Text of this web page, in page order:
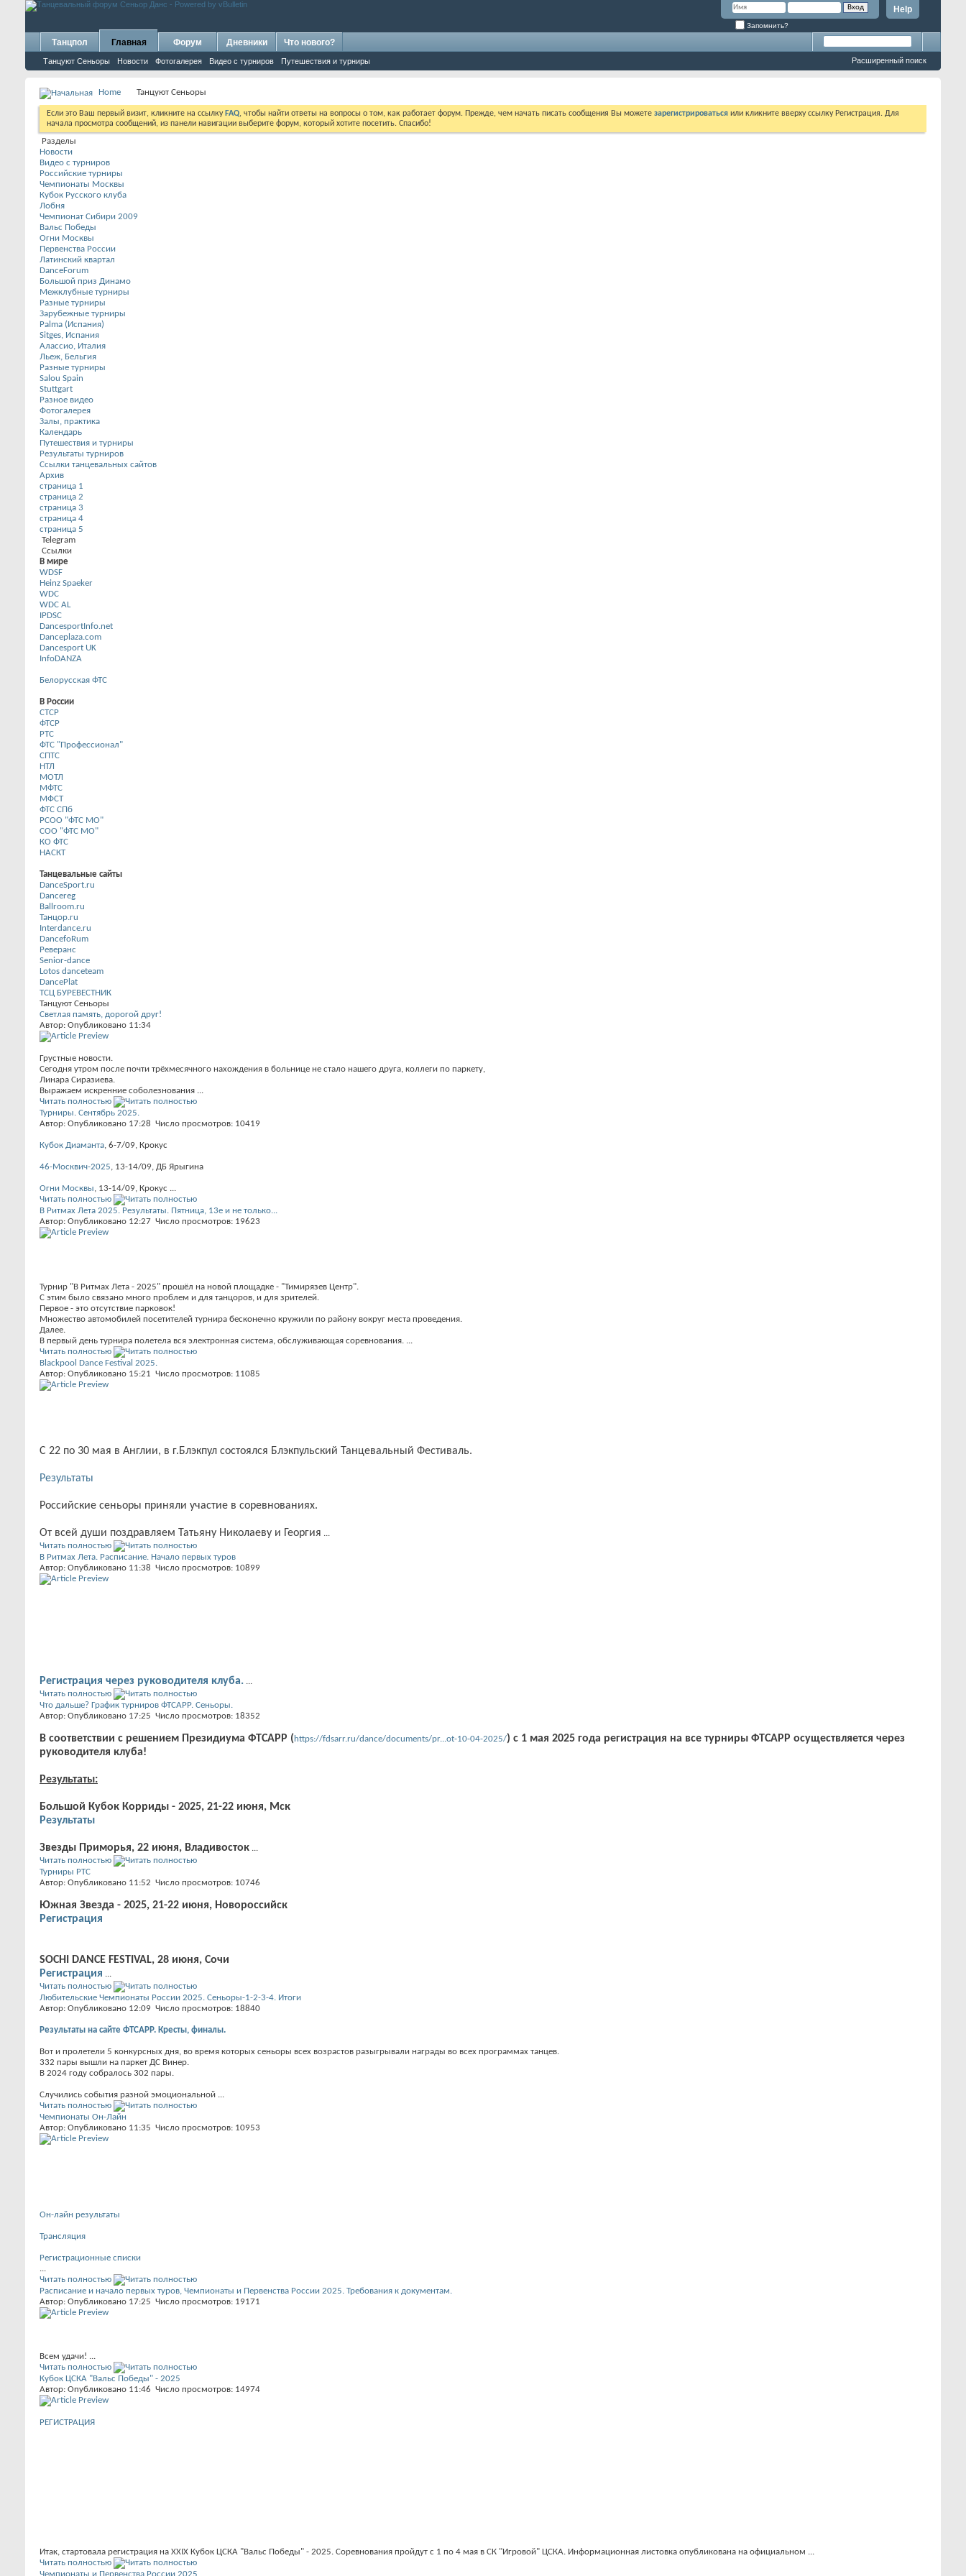
Help
Запомнить?
Танцпол Главная
Танцуют Сеньоры Новости Фотогалерея Видео с турниров Путешествия и турниры
Форум Дневники Что нового?
Расширенный поиск
Home Танцуют Сеньоры
Если это Ваш первый визит, кликните на ссылку FAQ, чтобы найти ответы на вопросы о том, как работает форум. Прежде, чем начать писать сообщения Вы можете зарегистрироваться или кликните вверху ссылку Регистрация. Для
начала просмотра сообщений, из панели навигации выберите форум, который хотите посетить. Спасибо!
Разделы
Новости
Видео с турниров
Российские турниры
Чемпионаты Москвы
Кубок Русского клуба
Лобня
Чемпионат Сибири 2009
Вальс Победы
Огни Москвы
Первенства России
Латинский квартал
DanceForum
Большой приз Динамо
Межклубные турниры
Разные турниры
Зарубежные турниры
Palma (Испания)
Sitges, Испания
Алассио, Италия
Льеж, Бельгия
Разные турниры
Salou Spain
Stuttgart
Разное видео
Фотогалерея
Залы, практика
Календарь
Путешествия и турниры
Результаты турниров
Ссылки танцевальных сайтов
Архив
страница 1
страница 2
страница 3
страница 4
страница 5
Telegram
Ссылки
В мире
WDSF
Heinz Spaeker
WDC
WDC AL
IPDSC
DancesportInfo.net
Danceplaza.com
Dancesport UK
InfoDANZA
Белорусская ФТС
В России
CТСР
ФТСР
РТС
ФТС "Профессионал"
СПТС
НТЛ
МОТЛ
МФТС
МФСТ
ФТС СПб
РСОО "ФТС МО"
СОО "ФТС МО"
КО ФТС
НАСКТ
Танцевальные сайты
DanceSport.ru
Dancereg
Ballroom.ru
Танцор.ru
Interdance.ru
DancefoRum
Реверанс
Senior-dance
Lotos danceteam
DancePlat
ТСЦ БУРЕВЕСТНИК
Танцуют Сеньоры
Светлая память, дорогой друг!
Автор: Опубликовано 11:34
Грустные новости.
Сегодня утром после почти трёхмесячного нахождения в больнице не стало нашего друга, коллеги по паркету,
Линара Сиразиева.
Выражаем искренние соболезнования ...
Читать полностью
Турниры. Сентябрь 2025.
Автор: Опубликовано 17:28 Число просмотров: 10419
Кубок Диаманта, 6-7/09, Крокус
46-Москвич-2025, 13-14/09, ДБ Ярыгина
Огни Москвы, 13-14/09, Крокус ...
Читать полностью
В Ритмах Лета 2025. Результаты. Пятница, 13е и не только...
Автор: Опубликовано 12:27 Число просмотров: 19623
Турнир "В Ритмах Лета - 2025" прошёл на новой площадке - "Тимирязев Центр".
С этим было связано много проблем и для танцоров, и для зрителей.
Первое - это отсутствие парковок!
Множество автомобилей посетителей турнира бесконечно кружили по району вокруг места проведения.
Далее.
В первый день турнира полетела вся электронная система, обслуживающая соревнования. ...
Читать полностью
Blackpool Dance Festival 2025.
Автор: Опубликовано 15:21 Число просмотров: 11085
С 22 по 30 мая в Англии, в г.Блэкпул состоялся Блэкпульский Танцевальный Фестиваль.
Результаты
Российские сеньоры приняли участие в соревнованиях.
От всей души поздравляем Татьяну Николаеву и Георгия ...
Читать полностью
В Ритмах Лета. Расписание. Начало первых туров
Автор: Опубликовано 11:38 Число просмотров: 10899
Регистрация через руководителя клуба. ...
Читать полностью
Что дальше? График турниров ФТСАРР. Сеньоры.
Автор: Опубликовано 17:25 Число просмотров: 18352
В соответствии с решением Президиума ФТСАРР ( https://fdsarr.ru/dance/documents/pr...ot-10-04-2025/) с 1 мая 2025 года регистрация на все турниры ФТСАРР осуществляется через
руководителя клуба!
Результаты:
Большой Кубок Корриды - 2025, 21-22 июня, Мск
Результаты
Звезды Приморья, 22 июня, Владивосток ...
Читать полностью
Турниры РТС
Автор: Опубликовано 11:52 Число просмотров: 10746
Южная Звезда - 2025, 21-22 июня, Новороссийск
Регистрация
SOCHI DANCE FESTIVAL, 28 июня, Сочи
Регистрация ...
Читать полностью
Любительские Чемпионаты России 2025. Сеньоры-1-2-3-4. Итоги
Автор: Опубликовано 12:09 Число просмотров: 18840
Результаты на сайте ФТСАРР. Кресты, финалы.
Вот и пролетели 5 конкурсных дня, во время которых сеньоры всех возрастов разыгрывали награды во всех программах танцев.
332 пары вышли на паркет ДС Винер.
В 2024 году собралось 302 пары.
Случились события разной эмоциональной ...
Читать полностью
Чемпионаты Он-Лайн
Автор: Опубликовано 11:35 Число просмотров: 10953
Он-лайн результаты
Трансляция
Регистрационные списки
...
Читать полностью
Расписание и начало первых туров, Чемпионаты и Первенства России 2025. Требования к документам.
Автор: Опубликовано 17:25 Число просмотров: 19171
Всем удачи! ...
Читать полностью
Кубок ЦСКА "Вальс Победы" - 2025
Автор: Опубликовано 11:46 Число просмотров: 14974
РЕГИСТРАЦИЯ
Итак, стартовала регистрация на XXIX Кубок ЦСКА "Вальс Победы" - 2025. Соревнования пройдут с 1 по 4 мая в СК "Игровой" ЦСКА. Информационная листовка опубликована на официальном ...
Читать полностью